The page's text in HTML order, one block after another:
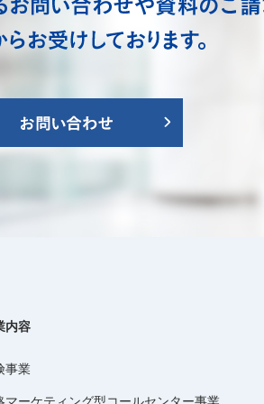
内容
事業